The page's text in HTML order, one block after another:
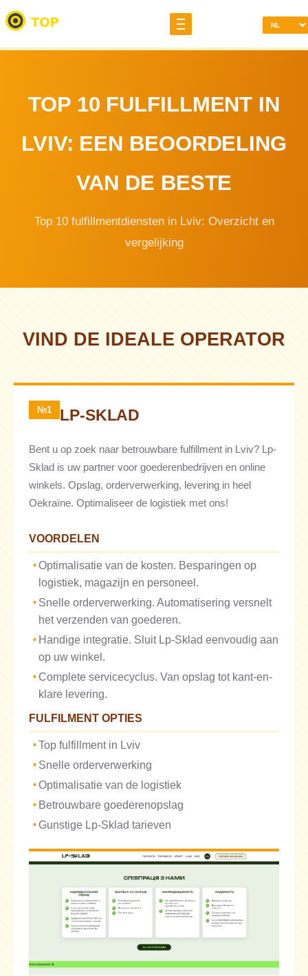
TOP 10 FULFILLMENT IN
LVIV: EEN BEOORDELING
VAN DE BESTE
Top 10 fulfillmentdiensten in Lviv: Overzicht en
vergelijking
VIND DE IDEALE OPERATOR
№1 LP-SKLAD
Bent u op zoek naar betrouwbare fulfillment in Lviv? Lp-
Sklad is uw partner voor goederenbedrijven en online
winkels. Opslag, orderverwerking, levering in heel
Oekraïne. Optimaliseer de logistiek met ons!
VOORDELEN
Optimalisatie van de kosten. Besparingen op
logistiek, magazijn en personeel.
Snelle orderverwerking. Automatisering versnelt
het verzenden van goederen.
Handige integratie. Sluit Lp-Sklad eenvoudig aan
op uw winkel.
Complete servicecyclus. Van opslag tot kant-en-
klare levering.
FULFILMENT OPTIES
Top fulfillment in Lviv
Snelle orderverwerking
Optimalisatie van de logistiek
Betrouwbare goederenopslag
Gunstige Lp-Sklad tarieven